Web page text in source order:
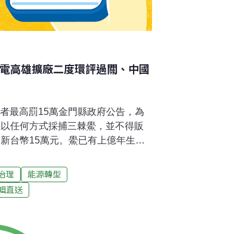
高雄擴廠二度環評過關、中國
最高罰15萬金門縣政府公告，為
任何方式採捕三棘鱟，並不得販
台幣15萬元。鱟已有上億年生存
」將自今（2025）年3月17日起
激情過後 清除29.5噸炮屑垃圾台
晨啟動清理作業，調派大批清潔
8日高空煙火也吸引大量人潮，隔
理
能源轉型
直送